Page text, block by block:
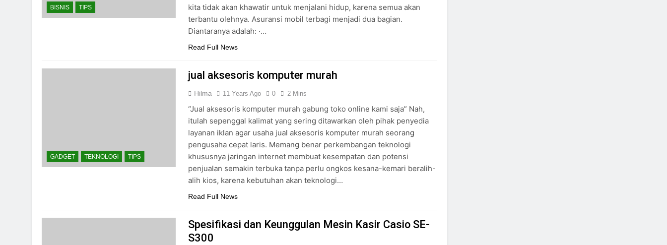
BISNIS TIPS
kita tidak akan khawatir untuk menjalani hidup, karena semua akan
terbantu olehnya. Asuransi mobil terbagi menjadi dua bagian.
Diantaranya adalah: ·…
Read Full News
GADGET TEKNOLOGI TIPS
jual aksesoris komputer murah
Hilma 11 Years Ago 0 2 Mins
“Jual aksesoris komputer murah gabung toko online kami saja” Nah,
itulah sepenggal kalimat yang sering ditawarkan oleh pihak penyedia
layanan iklan agar usaha jual aksesoris komputer murah seorang
pengusaha cepat laris. Memang benar perkembangan teknologi
khususnya jaringan internet membuat kesempatan dan potensi
penjualan semakin terbuka tanpa perlu ongkos kesana-kemari beralih-
alih kios, karena kebutuhan akan teknologi…
Read Full News
Spesifikasi dan Keunggulan Mesin Kasir Casio SE-
S300